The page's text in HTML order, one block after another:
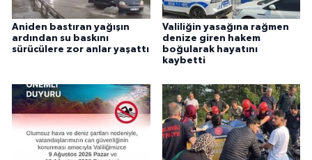
Aniden bastıran yağışın
ardından su baskını
sürücülere zor anlar yaşattı
Valiliğin yasağına rağmen
denize giren hakem
boğularak hayatını
kaybetti